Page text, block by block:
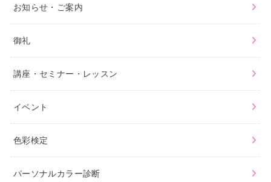
お知らせ・ご案内
御礼
講座・セミナー・レッスン
イベント
色彩検定
パーソナルカラー診断